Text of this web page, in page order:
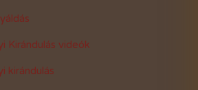
Kirándulás videók
kirándulás